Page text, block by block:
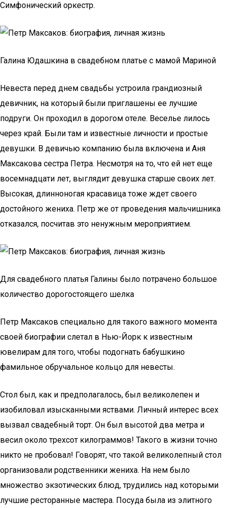
Симфонический оркестр.
Галина Юдашкина в свадебном платье с мамой Мариной
Невеста перед днем свадьбы устроила грандиозный
девичник, на который были приглашены ее лучшие
подруги. Он проходил в дорогом отеле. Веселье лилось
через край. Были там и известные личности и простые
девушки. В девичью компанию была включена и Аня
Максакова сестра Петра. Несмотря на то, что ей нет еще
восемнадцати лет, выглядит девушка старше своих лет.
Высокая, длинноногая красавица тоже ждет своего
достойного жениха. Петр же от проведения мальчишника
отказался, посчитав это ненужным мероприятием.
Для свадебного платья Галины было потрачено большое
количество дорогостоящего шелка
Петр Максаков специально для такого важного момента
своей биографии слетал в Нью-Йорк к известным
ювелирам для того, чтобы подогнать бабушкино
фамильное обручальное кольцо для невесты.
Стол был, как и предполагалось, был великолепен и
изобиловал изысканными яствами. Личный интерес всех
вызвал свадебный торт. Он был высотой два метра и
весил около трехсот килограммов! Такого в жизни точно
никто не пробовал! Говорят, что такой великолепный стол
организовали родственники жениха. На нем было
множество экзотических блюд, трудились над которыми
лучшие ресторанные мастера. Посуда была из элитного